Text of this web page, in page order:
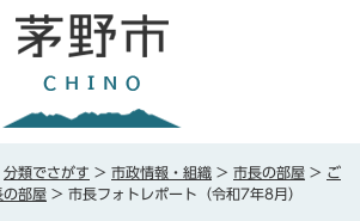
分類でさがす > 市政情報・組織 > 市長の部屋 > ご
の部屋 > 市長フォトレポート（令和7年8月）